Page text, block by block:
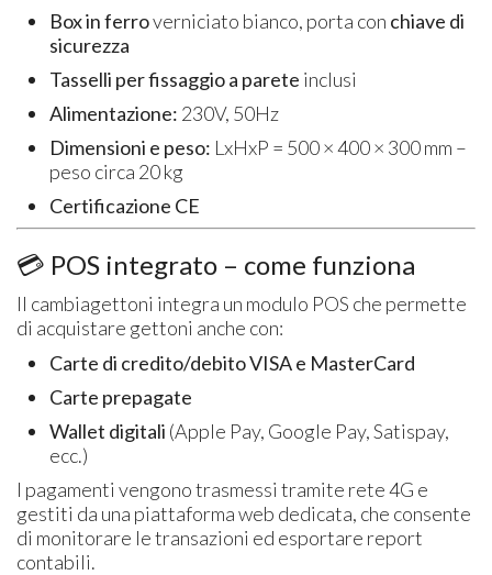
Box in ferroverniciato bianco, porta con chiave di
sicurezza
Tasselli per fissaggio a parete inclusi
Alimentazione: 230V, 50Hz
Dimensioni e peso: LxHxP = 500 × 400 × 300 mm –
peso circa 20 kg
Certificazione CE
💳 POS integrato – come funziona
Il cambiagettoni integra un modulo POS che permette
di acquistare gettoni anche con:
Carte di credito/debito VISA e MasterCard
Carte prepagate
Wallet digitali (Apple Pay, Google Pay, Satispay,
ecc.)
I pagamenti vengono trasmessi tramite rete 4G e
gestiti da una piattaforma web dedicata, che consente
di monitorare le transazioni ed esportare report
contabili.